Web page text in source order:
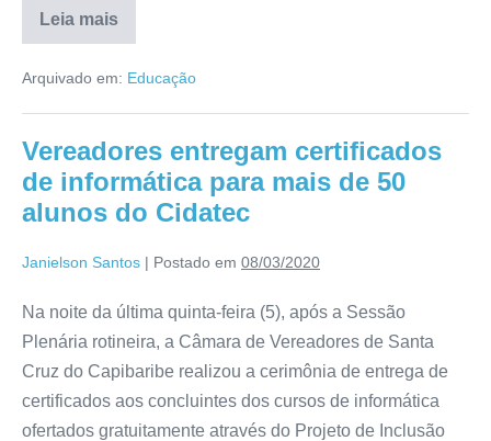
Leia mais
Arquivado em: Educação
Vereadores entregam certificados
de informática para mais de 50
alunos do Cidatec
Janielson Santos | Postado em 08/03/2020
Na noite da última quinta-feira (5), após a Sessão
Plenária rotineira, a Câmara de Vereadores de Santa
Cruz do Capibaribe realizou a cerimônia de entrega de
certificados aos concluintes dos cursos de informática
ofertados gratuitamente através do Projeto de Inclusão